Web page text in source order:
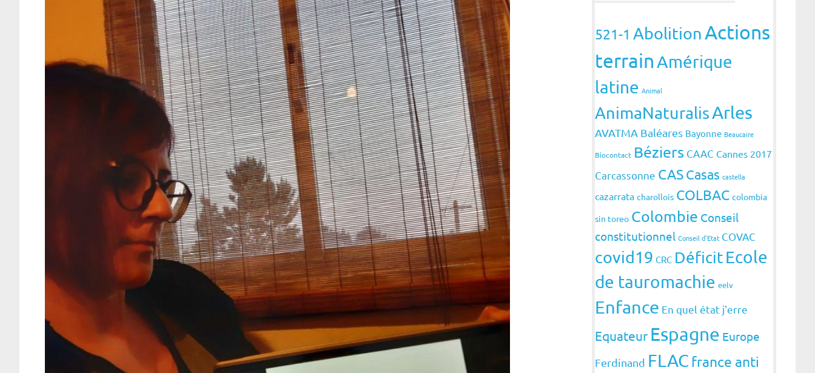
521-1 AbolitionActions
terrainAmérique
latine Animal
AnimaNaturalisArles
AVATMA Baléares Bayonne Beaucaire
Biocontact Béziers CAAC Cannes 2017
Carcassonne CASCasas castella
cazarrata charollois COLBAC colombia
sin toreo Colombie Conseil
constitutionnel Conseil d'Etat COVAC
covid19 CRC DéficitEcole
de tauromachie eelv
Enfance En quel état j'erre
Equateur Espagne Europe
Ferdinand FLAC france anti